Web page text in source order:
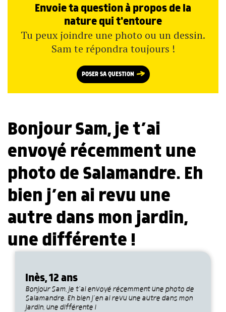
Envoie ta question à propos de la
nature qui t'entoure
Tu peux joindre une photo ou un dessin.
Sam te répondra toujours !
POSER SA QUESTION
Bonjour Sam, je t’ai
envoyé récemment une
photo de Salamandre. Eh
bien j’en ai revu une
autre dans mon jardin,
une différente !
Inès, 12 ans
Bonjour Sam, je t’ai envoyé récemment une photo de
Salamandre. Eh bien j’en ai revu une autre dans mon
jardin, une différente !